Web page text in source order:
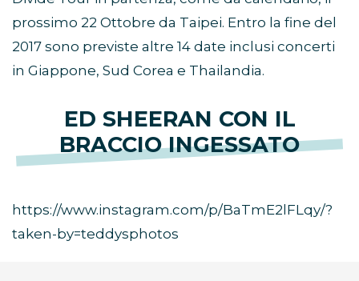
prossimo 22 Ottobre da Taipei. Entro la fine del
2017 sono previste altre 14 date inclusi concerti
in Giappone, Sud Corea e Thailandia.
ED SHEERAN CON IL
BRACCIO INGESSATO
https://www.instagram.com/p/BaTmE2lFLqy/?
taken-by=teddysphotos